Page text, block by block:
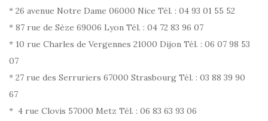
* 26 avenue Notre Dame 06000 Nice Tél. : 04 93 01 55 52
* 87 rue de Sèze 69006 Lyon Tél. : 04 72 83 96 07
* 10 rue Charles de Vergennes 21000 Dijon Tél. : 06 07 98 53
07
* 27 rue des Serruriers 67000 Strasbourg Tél. : 03 88 39 90
67
* 4 rue Clovis 57000 Metz Tél. : 06 83 63 93 06